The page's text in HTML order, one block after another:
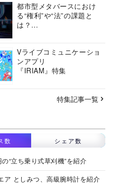
都市型メタバースにおけ
る“権利”や“法”の課題と
は？
ーシアムの挑戦に迫る
Vライブコミュニケーショ
ンアプリ
『IRIAM』特集
特集記事一覧
数 シェア数
“立ち乗り式草刈機”を紹介
ア としみつ、高級腕時計を紹介